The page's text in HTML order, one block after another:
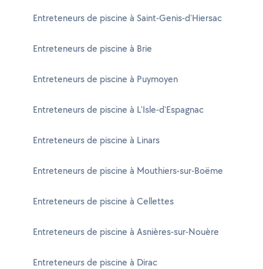
Entreteneurs de piscine à Saint-Genis-d'Hiersac
Entreteneurs de piscine à Brie
Entreteneurs de piscine à Puymoyen
Entreteneurs de piscine à L'Isle-d'Espagnac
Entreteneurs de piscine à Linars
Entreteneurs de piscine à Mouthiers-sur-Boëme
Entreteneurs de piscine à Cellettes
Entreteneurs de piscine à Asnières-sur-Nouère
Entreteneurs de piscine à Dirac